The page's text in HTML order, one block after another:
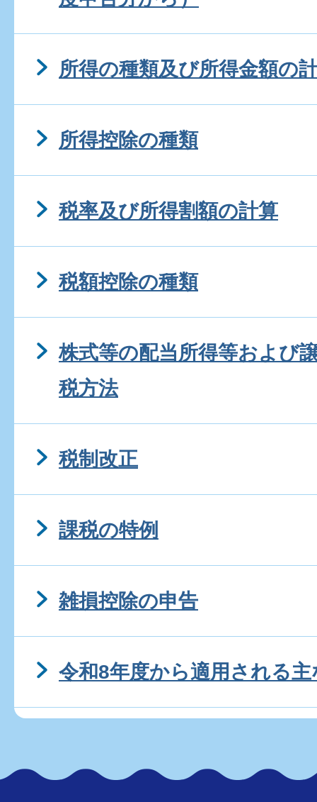
所得の種類及び所得金額の
所得控除の種類
税率及び所得割額の計算
税額控除の種類
株式等の配当所得等および
税方法
税制改正
課税の特例
雑損控除の申告
令和8年度から適用される主